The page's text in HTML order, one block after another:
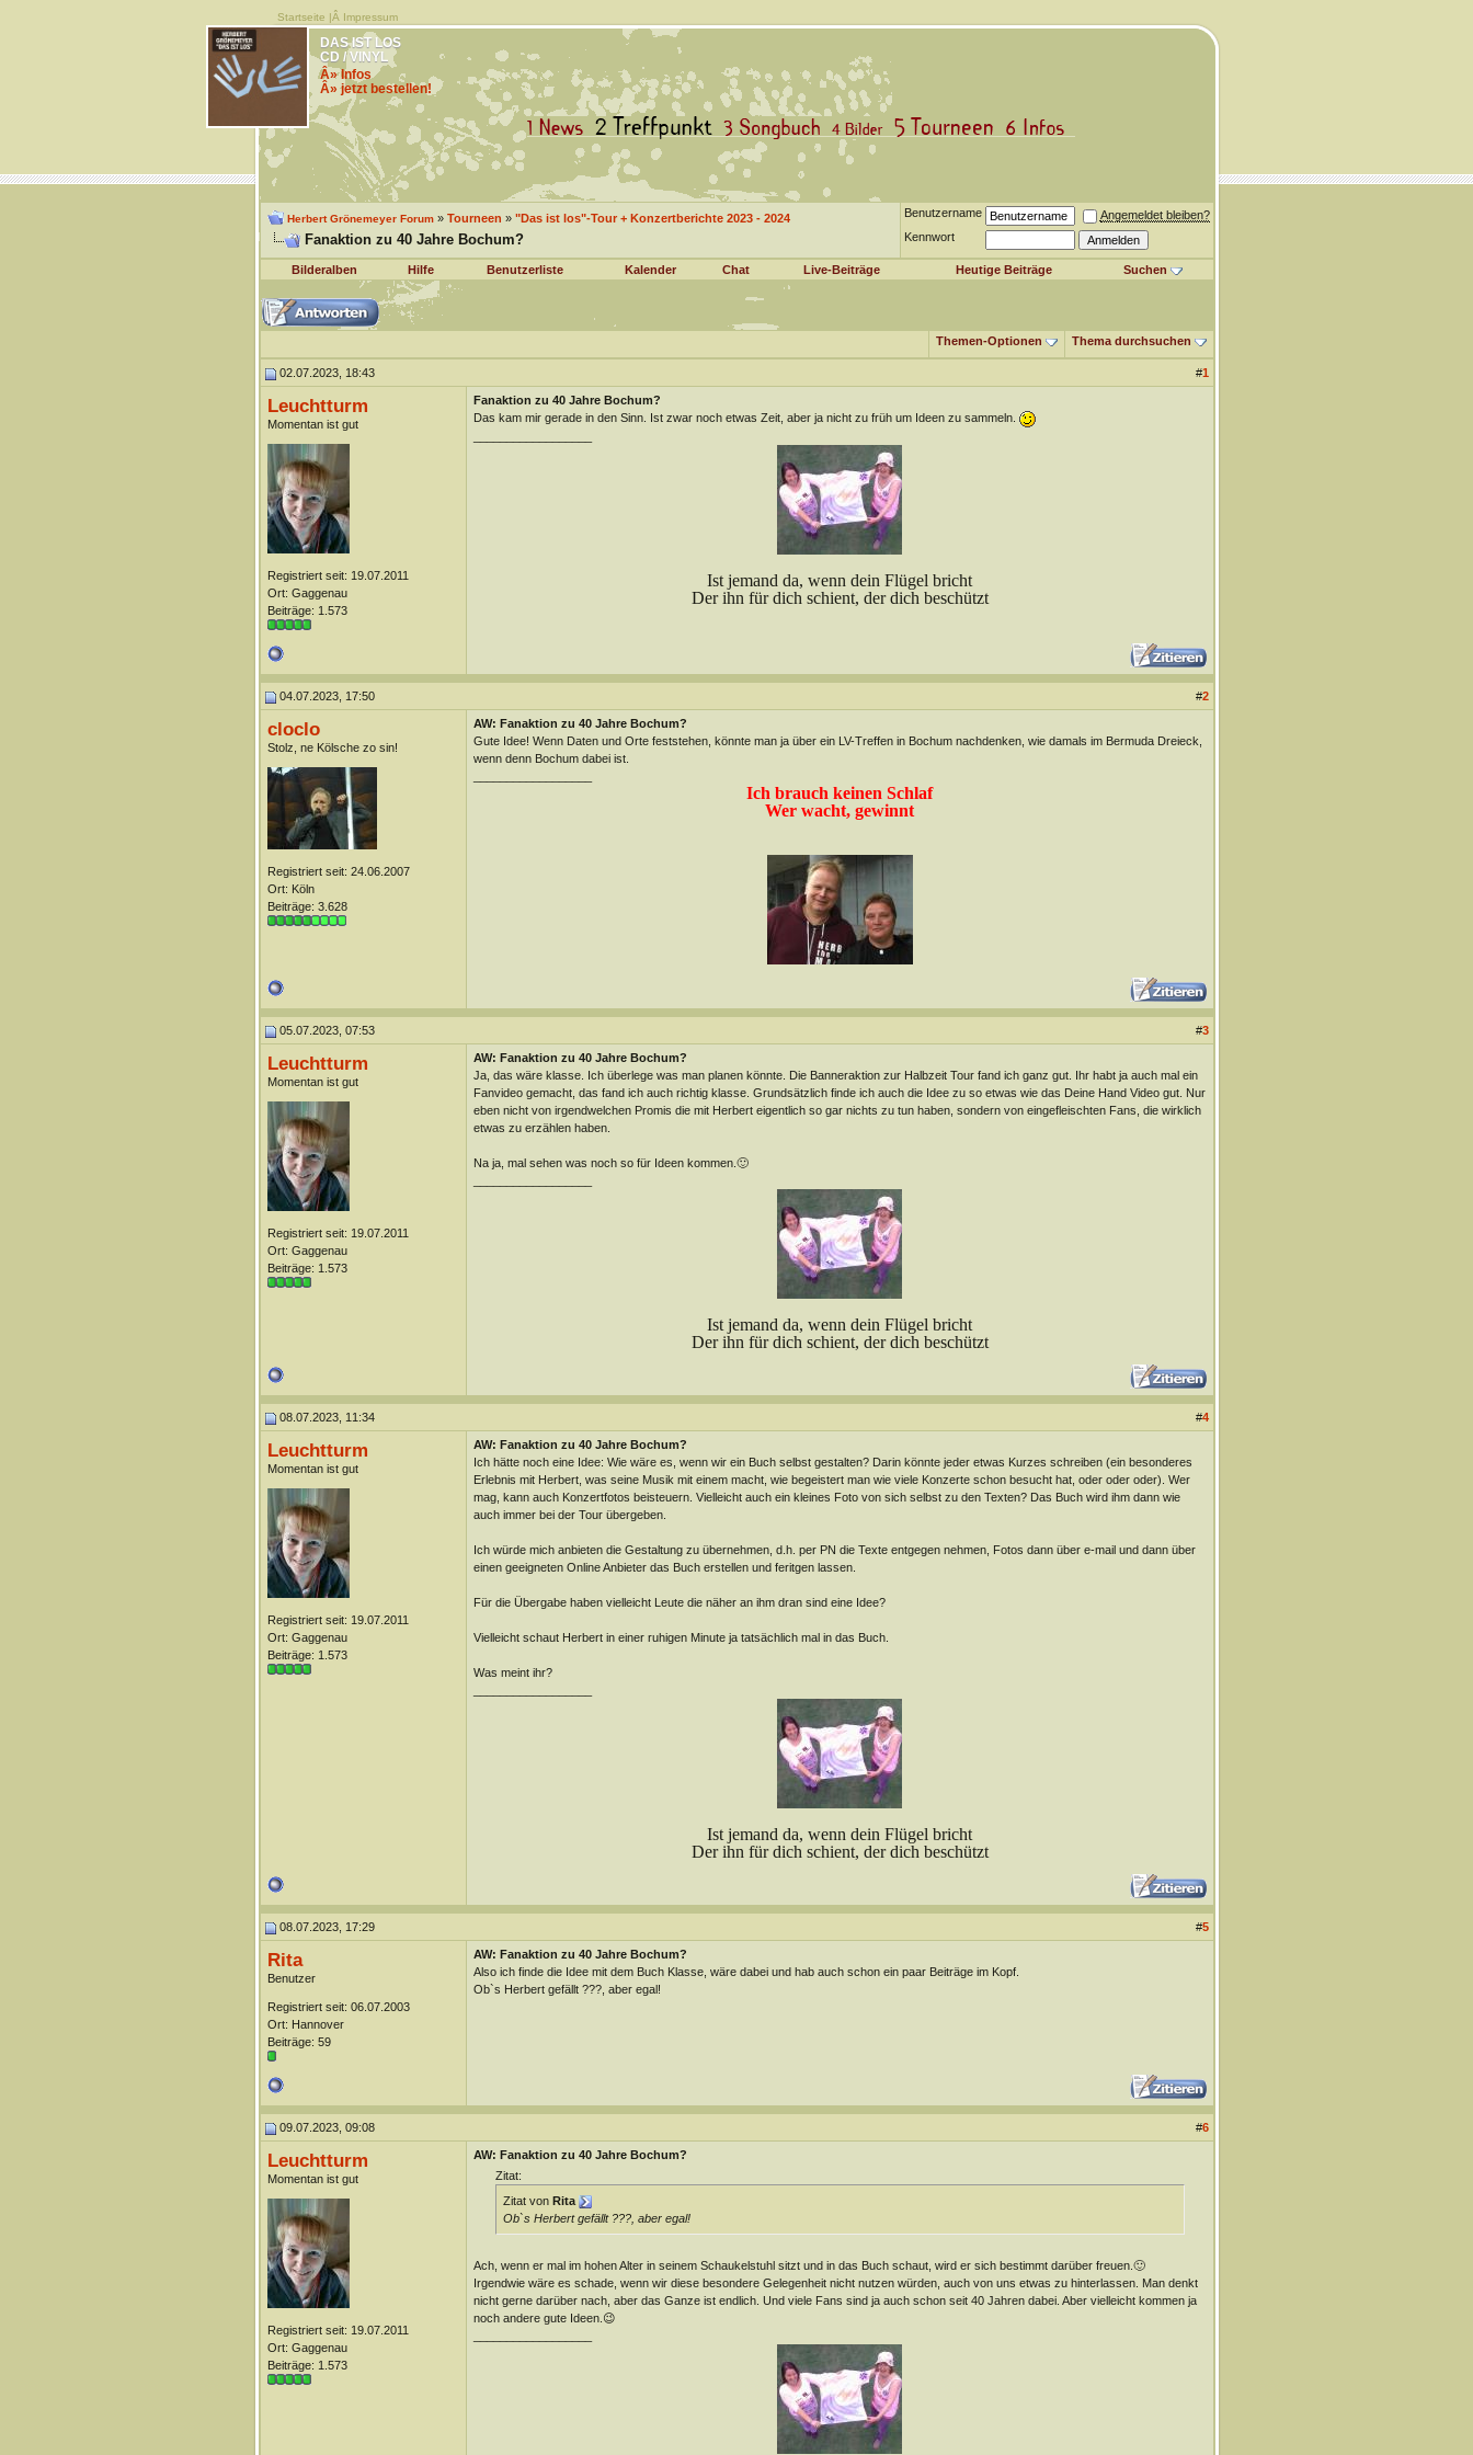
Startseite |Â Impressum
DAS IST LOS
CD / VINYL
Â» Infos
Â» jetzt bestellen!
Herbert Grönemeyer Forum» Tourneen » "Das ist los"-Tour + Konzertberichte 2023 - 2024
Fanaktion zu 40 Jahre Bochum?
Benutzername
Angemeldet bleiben?
Kennwort
Bilderalben Hilfe Benutzerliste Kalender Chat Live-Beiträge Heutige Beiträge Suchen
Themen-Optionen Thema durchsuchen
02.07.2023, 18:43 #1
Leuchtturm
Momentan ist gut
Registriert seit: 19.07.2011
Ort: Gaggenau
Beiträge: 1.573
Fanaktion zu 40 Jahre Bochum?
Das kam mir gerade in den Sinn. Ist zwar noch etwas Zeit, aber ja nicht zu früh um Ideen zu sammeln.
Ist jemand da, wenn dein Flügel bricht
Der ihn für dich schient, der dich beschützt
04.07.2023, 17:50 #2
cloclo
Stolz, ne Kölsche zo sin!
Registriert seit: 24.06.2007
Ort: Köln
Beiträge: 3.628
AW: Fanaktion zu 40 Jahre Bochum?
Gute Idee! Wenn Daten und Orte feststehen, könnte man ja über ein LV-Treffen in Bochum nachdenken, wie damals im Bermuda Dreieck,
wenn denn Bochum dabei ist.
Ich brauch keinen Schlaf
Wer wacht, gewinnt
05.07.2023, 07:53 #3
Leuchtturm
Momentan ist gut
Registriert seit: 19.07.2011
Ort: Gaggenau
Beiträge: 1.573
AW: Fanaktion zu 40 Jahre Bochum?
Ja, das wäre klasse. Ich überlege was man planen könnte. Die Banneraktion zur Halbzeit Tour fand ich ganz gut. Ihr habt ja auch mal ein
Fanvideo gemacht, das fand ich auch richtig klasse. Grundsätzlich finde ich auch die Idee zu so etwas wie das Deine Hand Video gut. Nur
eben nicht von irgendwelchen Promis die mit Herbert eigentlich so gar nichts zu tun haben, sondern von eingefleischten Fans, die wirklich
etwas zu erzählen haben.
Na ja, mal sehen was noch so für Ideen kommen.🙂
Ist jemand da, wenn dein Flügel bricht
Der ihn für dich schient, der dich beschützt
08.07.2023, 11:34 #4
Leuchtturm
Momentan ist gut
Registriert seit: 19.07.2011
Ort: Gaggenau
Beiträge: 1.573
AW: Fanaktion zu 40 Jahre Bochum?
Ich hätte noch eine Idee: Wie wäre es, wenn wir ein Buch selbst gestalten? Darin könnte jeder etwas Kurzes schreiben (ein besonderes
Erlebnis mit Herbert, was seine Musik mit einem macht, wie begeistert man wie viele Konzerte schon besucht hat, oder oder oder). Wer
mag, kann auch Konzertfotos beisteuern. Vielleicht auch ein kleines Foto von sich selbst zu den Texten? Das Buch wird ihm dann wie
auch immer bei der Tour übergeben.
Ich würde mich anbieten die Gestaltung zu übernehmen, d.h. per PN die Texte entgegen nehmen, Fotos dann über e-mail und dann über
einen geeigneten Online Anbieter das Buch erstellen und feritgen lassen.
Für die Übergabe haben vielleicht Leute die näher an ihm dran sind eine Idee?
Vielleicht schaut Herbert in einer ruhigen Minute ja tatsächlich mal in das Buch.
Was meint ihr?
Ist jemand da, wenn dein Flügel bricht
Der ihn für dich schient, der dich beschützt
08.07.2023, 17:29 #5
Rita
Benutzer
Registriert seit: 06.07.2003
Ort: Hannover
Beiträge: 59
AW: Fanaktion zu 40 Jahre Bochum?
Also ich finde die Idee mit dem Buch Klasse, wäre dabei und hab auch schon ein paar Beiträge im Kopf.
Ob`s Herbert gefällt ???, aber egal!
09.07.2023, 09:08 #6
Leuchtturm
Momentan ist gut
Registriert seit: 19.07.2011
Ort: Gaggenau
Beiträge: 1.573
AW: Fanaktion zu 40 Jahre Bochum?
Zitat:
Zitat von Rita
Ob`s Herbert gefällt ???, aber egal!
Ach, wenn er mal im hohen Alter in seinem Schaukelstuhl sitzt und in das Buch schaut, wird er sich bestimmt darüber freuen.🙂
Irgendwie wäre es schade, wenn wir diese besondere Gelegenheit nicht nutzen würden, auch von uns etwas zu hinterlassen. Man denkt
nicht gerne darüber nach, aber das Ganze ist endlich. Und viele Fans sind ja auch schon seit 40 Jahren dabei. Aber vielleicht kommen ja
noch andere gute Ideen.😉